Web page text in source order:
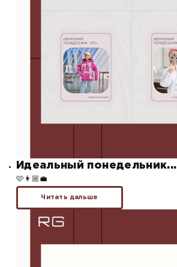
Идеальный понедельник...
🩷👩🏼‍💼
Читать дальше